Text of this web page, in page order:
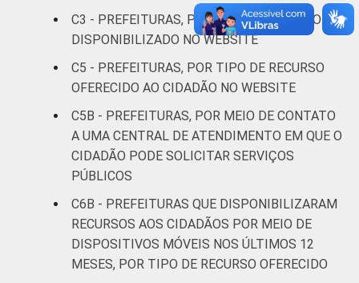
Mais de 50
mil
habitantes
86 13 1
Mais de
100 mil até
habitantes
91 7 2
Mais de
500 mil
habitantes
93 7 0
C3 - PREFEITURAS, POR TIPO DE SERVIÇO
DISPONIBILIZADO NO WEBSITE
C5 - PREFEITURAS, POR TIPO DE RECURSO
OFERECIDO AO CIDADÃO NO WEBSITE
C5B - PREFEITURAS, POR MEIO DE CONTATO
A UMA CENTRAL DE ATENDIMENTO EM QUE O
CIDADÃO PODE SOLICITAR SERVIÇOS
PÚBLICOS
C6B - PREFEITURAS QUE DISPONIBILIZARAM
RECURSOS AOS CIDADÃOS POR MEIO DE
DISPOSITIVOS MÓVEIS NOS ÚLTIMOS 12
MESES, POR TIPO DE RECURSO OFERECIDO